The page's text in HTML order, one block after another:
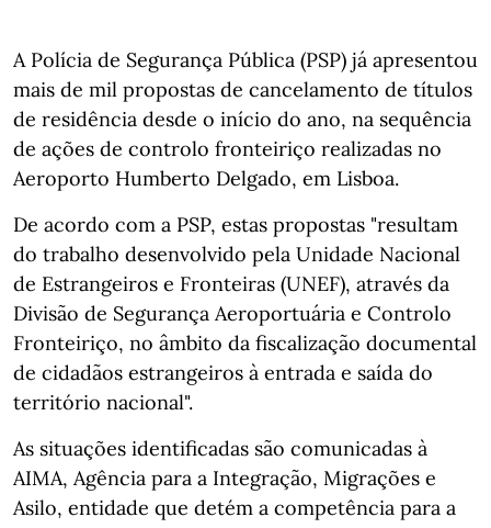
A Polícia de Segurança Pública (PSP) já apresentou
mais de mil propostas de cancelamento de títulos
de residência desde o início do ano, na sequência
de ações de controlo fronteiriço realizadas no
Aeroporto Humberto Delgado, em Lisboa.
De acordo com a PSP, estas propostas "resultam
do trabalho desenvolvido pela Unidade Nacional
de Estrangeiros e Fronteiras (UNEF), através da
Divisão de Segurança Aeroportuária e Controlo
Fronteiriço, no âmbito da fiscalização documental
de cidadãos estrangeiros à entrada e saída do
território nacional".
As situações identificadas são comunicadas à
AIMA, Agência para a Integração, Migrações e
Asilo, entidade que detém a competência para a